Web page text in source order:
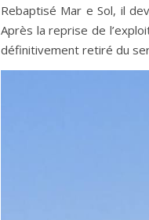
Rebaptisé Mar e Sol, il
Après la reprise de
définitivement retiré du